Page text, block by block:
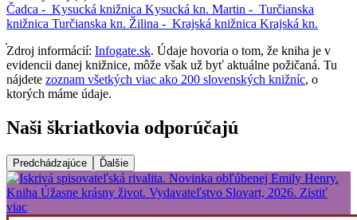
Čadca - Kysucká knižnica Kysucká kn. Martin - Turčianska
knižnica Turčianska kn. Žilina - Krajská knižnica Krajská kn.
Zdroj informácií: Infogate.sk. Údaje hovoria o tom, že kniha je v
evidencii danej knižnice, môže však už byť aktuálne požičaná. Tu
nájdete zoznam všetkých viac ako 200 slovenských knižníc, o
ktorých máme údaje.
Naši škriatkovia odporúčajú
Predchádzajúce Ďalšie